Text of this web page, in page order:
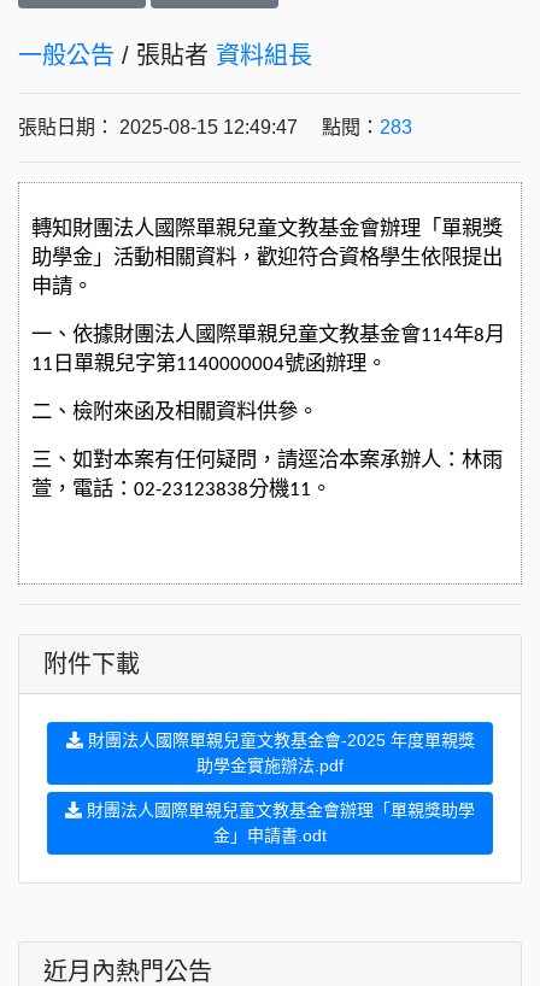
一般公告 / 張貼者 資料組長
張貼日期： 2025-08-15 12:49:47 點閱： 283
轉知財團法人國際單親兒童文教基金會辦理「單親獎
助學金」活動相關資料，歡迎符合資格學生依限提出
申請。
一、依據財團法人國際單親兒童文教基金會114年8月
11日單親兒字第1140000004號函辦理。
二、檢附來函及相關資料供參。
三、如對本案有任何疑問，請逕洽本案承辦人：林雨
萱，電話：02-23123838分機11。
附件下載
財團法人國際單親兒童文教基金會-2025 年度單親獎
助學金實施辦法.pdf
財團法人國際單親兒童文教基金會辦理「單親獎助學
金」申請書.odt
近月內熱門公告